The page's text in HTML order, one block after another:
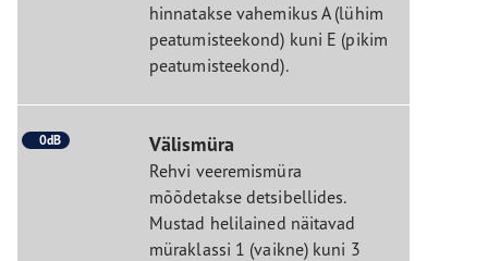
hinnatakse vahemikus A (lühim
peatumisteekond) kuni E (pikim
peatumisteekond).
0dB Välismüra
Rehvi veeremismüra
mõõdetakse detsibellides.
Mustad helilained näitavad
müraklassi 1 (vaikne) kuni 3